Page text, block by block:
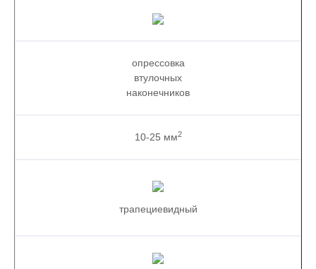
опрессовка
втулочных
наконечников
10-25 мм2
трапециевидный